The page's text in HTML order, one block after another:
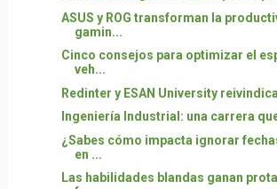
ASUS y ROG transforman la
gamin...
Cinco consejos para optimizar el
veh...
Redinter y ESAN University
Ingeniería Industrial: una carrera
¿Sabes cómo impacta ignorar
en ...
Las habilidades blandas ganan